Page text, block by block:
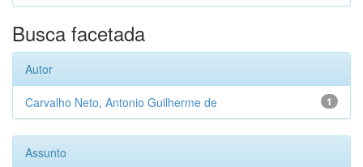
Busca facetada
Autor
1
Carvalho Neto, Antonio Guilherme de
Assunto